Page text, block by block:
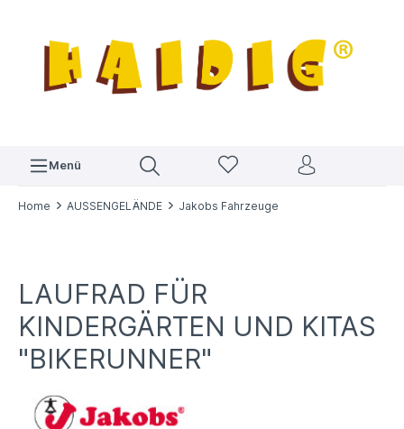
Menü
Home AUSSENGELÄNDE Jakobs Fahrzeuge
LAUFRAD FÜR
KINDERGÄRTEN UND KITAS
"BIKERUNNER"